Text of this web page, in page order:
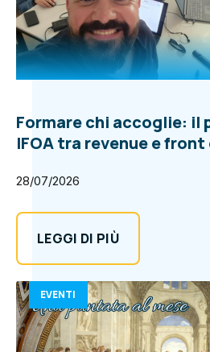
Formare chi accoglie: il
IFOA tra revenue e
28/07/2026
LEGGI DI PIÙ
EVENTI